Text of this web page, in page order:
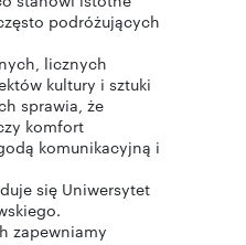
podróżujących
licznych
kultury i sztuki
sprawia, że
komfort
komunikacyjną i
się Uniwersytet
zapewniamy